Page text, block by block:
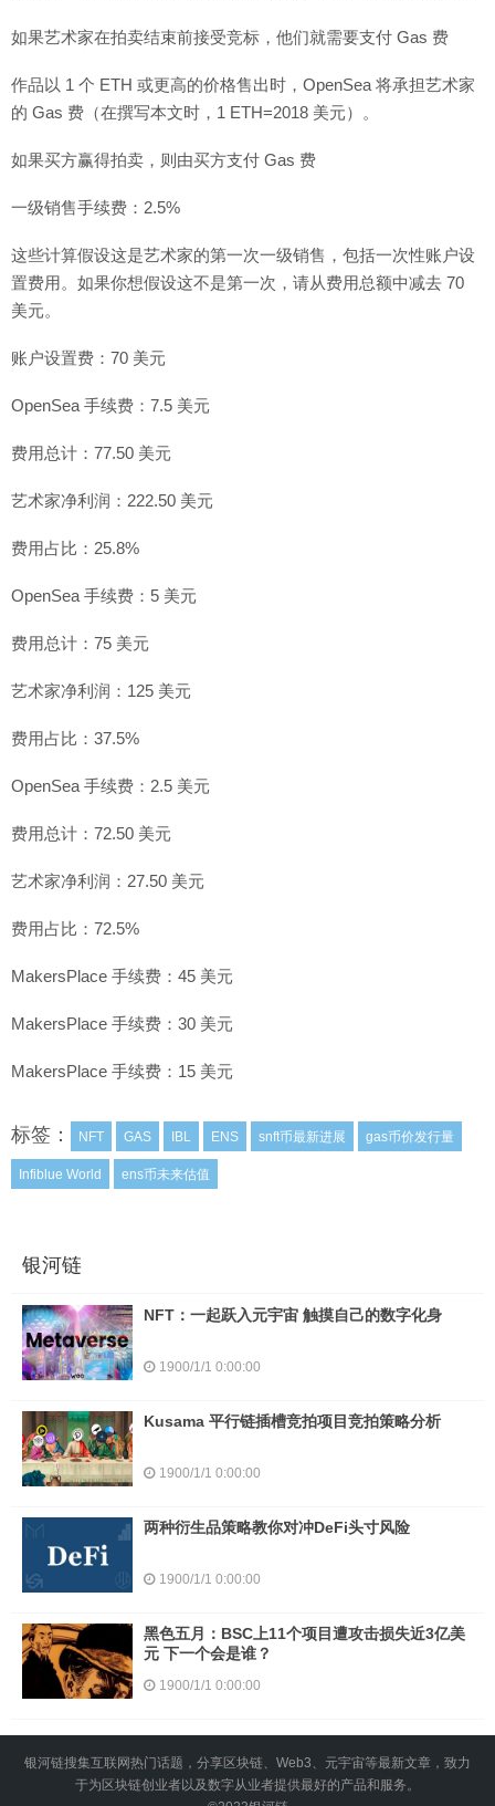
如果艺术家在拍卖结束前接受竞标，他们就需要支付 Gas 费
作品以 1 个 ETH 或更高的价格售出时，OpenSea 将承担艺术家
的 Gas 费（在撰写本文时，1 ETH=2018 美元）。
如果买方赢得拍卖，则由买方支付 Gas 费
一级销售手续费：2.5%
这些计算假设这是艺术家的第一次一级销售，包括一次性账户设
置费用。如果你想假设这不是第一次，请从费用总额中减去 70
美元。
账户设置费：70 美元
OpenSea 手续费：7.5 美元
费用总计：77.50 美元
艺术家净利润：222.50 美元
费用占比：25.8%
OpenSea 手续费：5 美元
费用总计：75 美元
艺术家净利润：125 美元
费用占比：37.5%
OpenSea 手续费：2.5 美元
费用总计：72.50 美元
艺术家净利润：27.50 美元
费用占比：72.5%
MakersPlace 手续费：45 美元
MakersPlace 手续费：30 美元
MakersPlace 手续费：15 美元
标签： NFT GAS IBL ENS snft币最新进展 gas币价发行量
Infiblue World ens币未来估值
银河链
NFT：一起跃入元宇宙 触摸自己的数字化身
1900/1/1 0:00:00
Kusama 平行链插槽竞拍项目竞拍策略分析
1900/1/1 0:00:00
两种衍生品策略教你对冲DeFi头寸风险
1900/1/1 0:00:00
黑色五月：BSC上11个项目遭攻击损失近3亿美
元 下一个会是谁？
1900/1/1 0:00:00
银河链搜集互联网热门话题，分享区块链、Web3、元宇宙等最新文章，致力
于为区块链创业者以及数字从业者提供最好的产品和服务。